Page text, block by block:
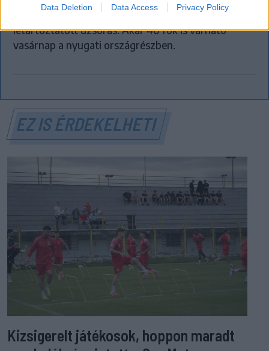
Data Deletion Data Access Privacy Policy
Százszázalékos kamatra adott kölcsönt a
letartóztatott uzsorás. Akár 40 fok is várható
vasárnap a nyugati országrészben.
EZ IS ÉRDEKELHETI
Kizsigerelt játékosok, hoppon maradt